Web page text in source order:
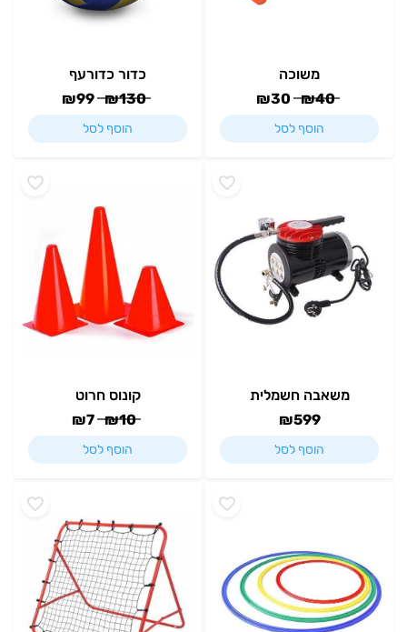
משוכה
₪40
₪30
הוסף לסל
כדור כדורעף
₪130
₪99
הוסף לסל
משאבה חשמלית
₪599
הוסף לסל
קונוס חרוט
₪10
₪7
הוסף לסל